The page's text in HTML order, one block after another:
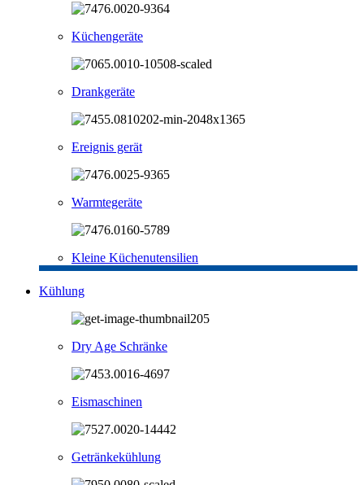
Küchengeräte
Drankgeräte
Ereignis gerät
Warmtegeräte
Kleine Küchenutensilien
Kühlung
Dry Age Schränke
Eismaschinen
Getränkekühlung